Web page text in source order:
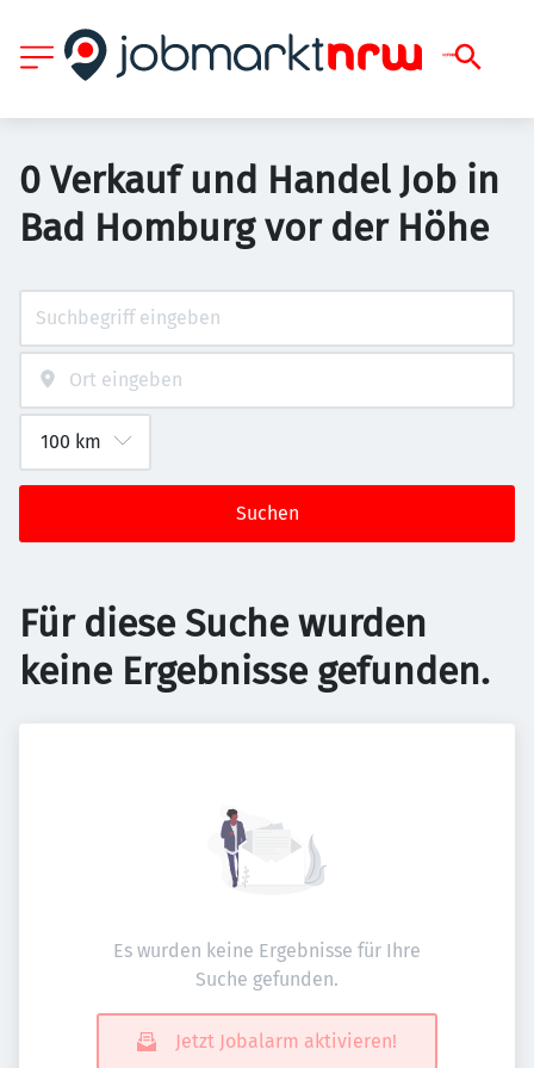
0 Verkauf und Handel Job in
Bad Homburg vor der Höhe
Suchen
Für diese Suche wurden
keine Ergebnisse gefunden.
Es wurden keine Ergebnisse für Ihre
Suche gefunden.
Jetzt Jobalarm aktivieren!